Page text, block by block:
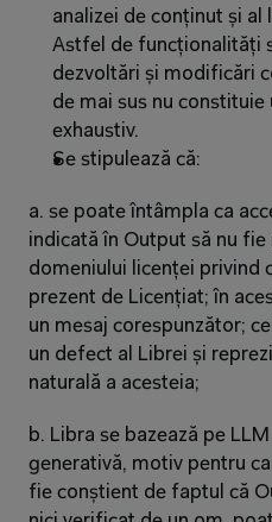
analizei de conținut și al
Astfel de funcționalități
dezvoltări și modificări
de mai sus nu
exhaustiv.
Se stipulează că:
a. se poate întâmpla ca
indicată în Output să nu fie
domeniului licenței privind
prezent de Licențiat; în
un mesaj corespunzător;
un defect al Librei și
naturală a acesteia;
b. Libra se bazează pe
generativă, motiv pentru
fie conștient de faptul că